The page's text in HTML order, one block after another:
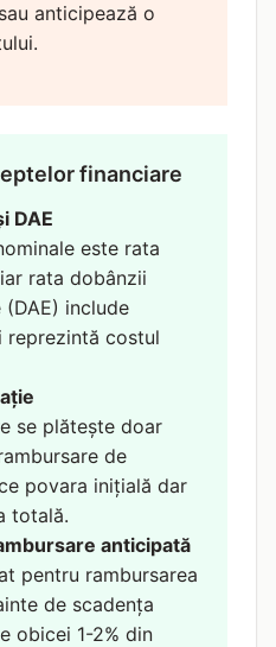
anticipează o
financiare
DAE
este rata
rata dobânzii
include
reprezintă costul
se plătește doar
de
povara inițială dar
totală.
anticipată
pentru rambursarea
de scadența
obicei 1-2% din